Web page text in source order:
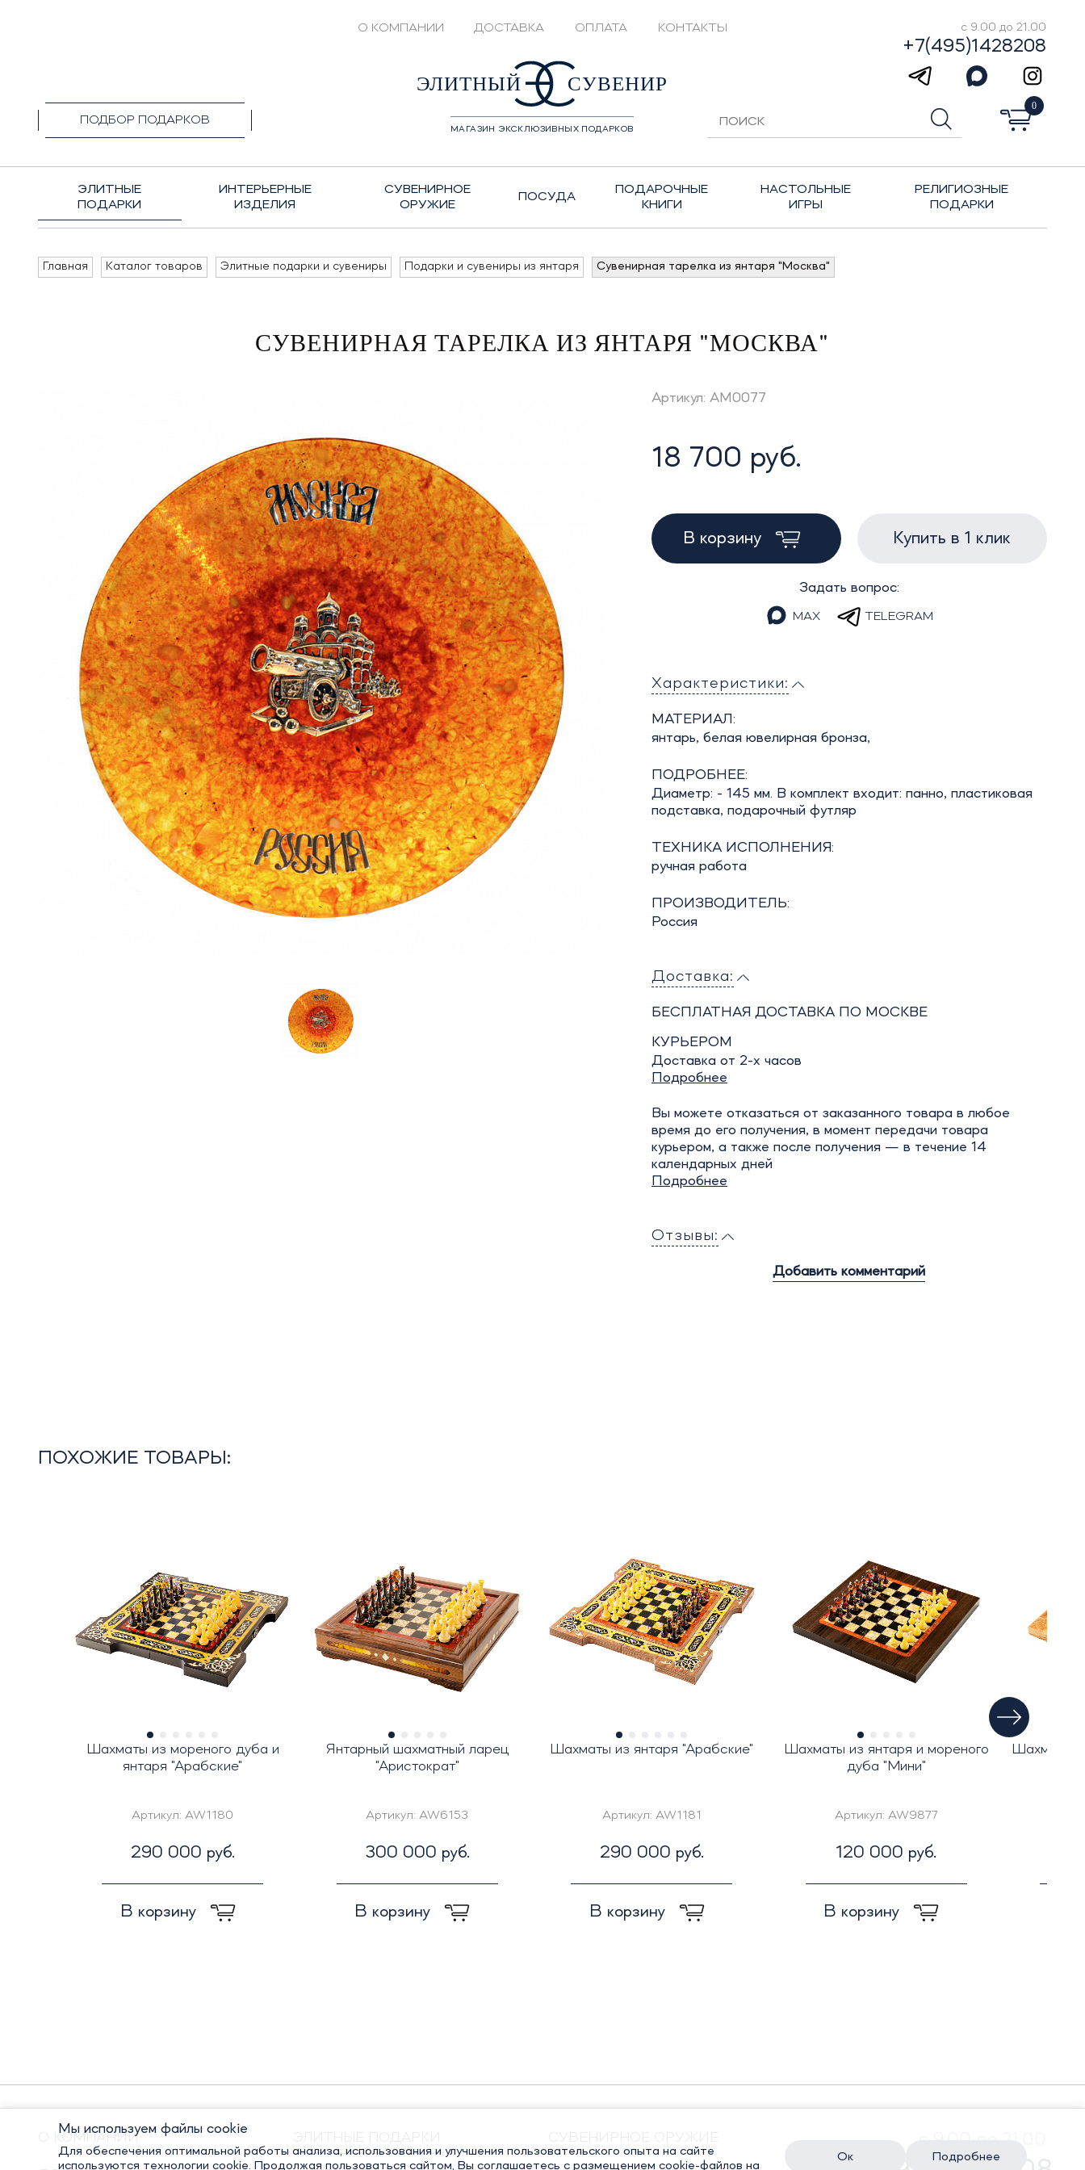
О КОМПАНИИ ДОСТАВКА ОПЛАТА КОНТАКТЫ с 9.00 до 21.00
+7(495)1428208
ПОДБОР ПОДАРКОВ
+7(495)1428208ЭЛИТНЫЙ СУВЕНИР
МАГАЗИН ЭКСКЛЮЗИВНЫХ ПОДАРКОВ
0
ЭЛИТНЫЕ
ПОДАРКИ
ИНТЕРЬЕРНЫЕ
ИЗДЕЛИЯ
СУВЕНИРНОЕ
ОРУЖИЕ
ПОСУДА
ПОДАРОЧНЫЕ
КНИГИ
НАСТОЛЬНЫЕ
ИГРЫ
РЕЛИГИОЗНЫЕ
ПОДАРКИ
Главная Каталог товаров Элитные подарки и сувениры Подарки и сувениры из янтаря Сувенирная тарелка из янтаря "Москва"
СУВЕНИРНАЯ ТАРЕЛКА ИЗ ЯНТАРЯ "МОСКВА"
Артикул: AM0077
18 700 руб.
В корзину Купить в 1 клик
Задать вопрос:
MAX TELEGRAM
Характеристики:
МАТЕРИАЛ:
янтарь, белая ювелирная бронза,
ПОДРОБНЕЕ:
Диаметр: - 145 мм. В комплект входит: панно, пластиковая
подставка, подарочный футляр
ТЕХНИКА ИСПОЛНЕНИЯ:
ручная работа
ПРОИЗВОДИТЕЛЬ:
Россия
Доставка:
БЕСПЛАТНАЯ ДОСТАВКА ПО МОСКВЕ
КУРЬЕРОМ
Доставка от 2-х часов
Подробнее
Вы можете отказаться от заказанного товара в любое
время до его получения, в момент передачи товара
курьером, а также после получения — в течение 14
календарных дней
Подробнее
Отзывы:
Добавить комментарий
ПОХОЖИЕ ТОВАРЫ:
Шахматы из мореного дуба и
янтаря "Арабские"
Артикул:AW1180
290 000 руб.
В корзину
Янтарный шахматный ларец
"Аристократ"
Артикул:AW6153
300 000 руб.
В корзину
Шахматы из янтаря "Арабские"
Артикул: AW1181
290 000 руб.
В корзину
Шахматы из янтаря и мореного
дуба "Мини"
Артикул: AW9877
120 000 руб.
В корзину
Шахматы
О КОМПАНИИ
Мы используем файлы cookie
Для обеспечения оптимальной работы анализа, использования и улучшения пользовательского опыта на сайте
используются технологии cookie. Продолжая пользоваться сайтом, Вы соглашаетесь с размещением cookie-файлов на
Ок Подробнее